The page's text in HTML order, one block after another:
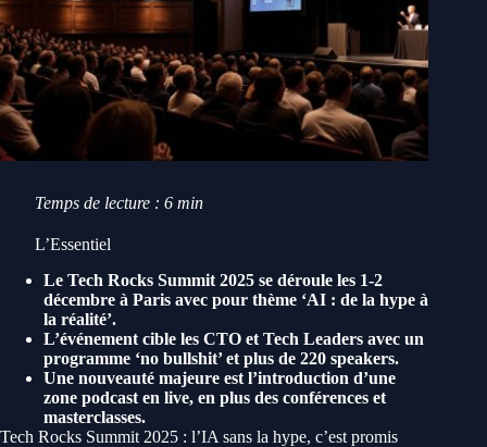
Temps de lecture : 6 min
L’Essentiel
Le Tech Rocks Summit 2025 se déroule les 1-2
décembre à Paris avec pour thème ‘AI : de la hype à
la réalité’.
L’événement cible les CTO et Tech Leaders avec un
programme ‘no bullshit’ et plus de 220 speakers.
Une nouveauté majeure est l’introduction d’une
zone podcast en live, en plus des conférences et
masterclasses.
Tech Rocks Summit 2025 : l’IA sans la hype, c’est promis